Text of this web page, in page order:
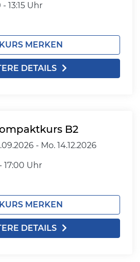
13:15 Uhr
MERKEN
DETAILS
B2
- Mo. 14.12.2026
17:00 Uhr
MERKEN
DETAILS